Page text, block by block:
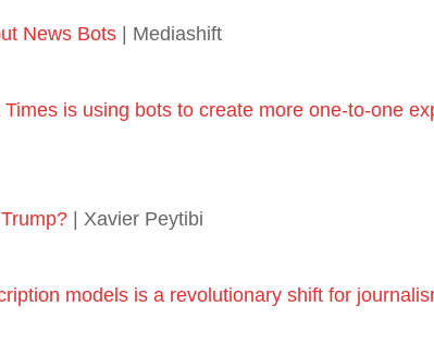
News Bots | Mediashift
is using bots to create more one-to-one
| Xavier Peytibi
models is a revolutionary shift for